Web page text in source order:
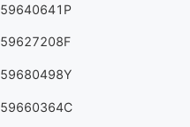
59640641P
59627208F
59680498Y
59660364C